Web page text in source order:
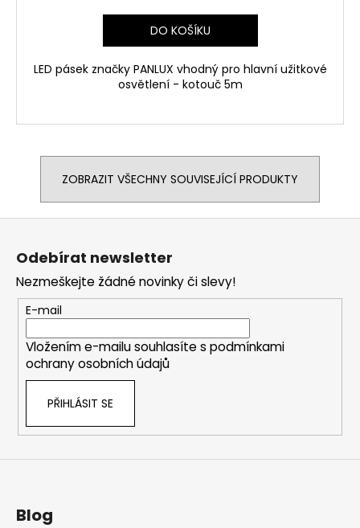
DO KOŠÍKU
LED pásek značky PANLUX vhodný pro hlavní užitkové
osvětlení - kotouč 5m
ZOBRAZIT VŠECHNY SOUVISEJÍCÍ PRODUKTY
Z
Odebírat newsletter
Nezmeškejte žádné novinky či slevy!
E-mail
Vložením e-mailu souhlasíte s podmínkami
ochrany osobních údajů
PŘIHLÁSIT SE
Blog